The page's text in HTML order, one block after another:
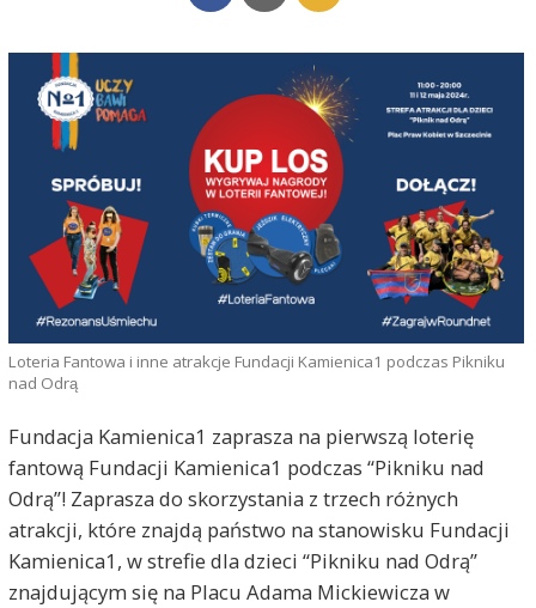
Loteria Fantowa i inne atrakcje Fundacji Kamienica1 podczas Pikniku
nad Odrą
Fundacja Kamienica1 zaprasza na pierwszą loterię
fantową Fundacji Kamienica1 podczas “Pikniku nad
Odrą”! Zaprasza do skorzystania z trzech różnych
atrakcji, które znajdą państwo na stanowisku Fundacji
Kamienica1, w strefie dla dzieci “Pikniku nad Odrą”
znajdującym się na Placu Adama Mickiewicza w